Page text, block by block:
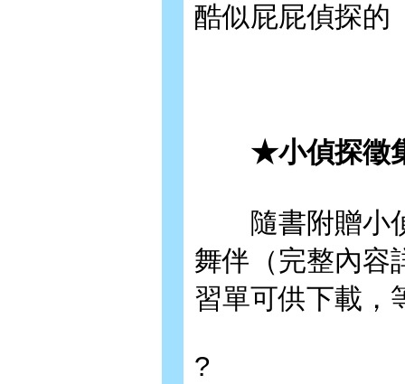
酷似屁屁偵探的
★小偵探徵
隨書附贈小偵
舞伴（完整內容
習單可供下載，
?